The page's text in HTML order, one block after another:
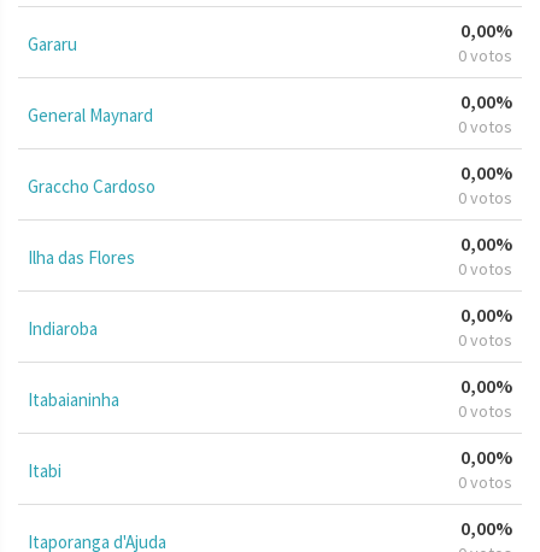
Gararu
0,00%
0 votos
General Maynard
0,00%
0 votos
Graccho Cardoso
0,00%
0 votos
Ilha das Flores
0,00%
0 votos
Indiaroba
0,00%
0 votos
Itabaianinha
0,00%
0 votos
Itabi
0,00%
0 votos
Itaporanga d'Ajuda
0,00%